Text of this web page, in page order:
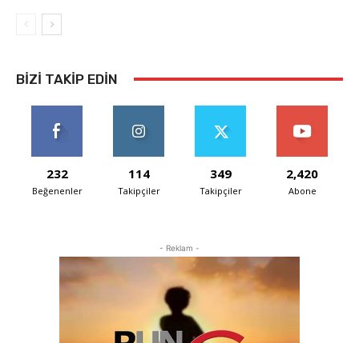
BIZI TAKIP EDIN
232
Beğenenler
114
Takipçiler
349
Takipçiler
2,420
Abone
- Reklam -